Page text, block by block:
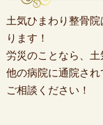
土気ひまわり整骨
ります！
労災のことなら、
他の病院に通院さ
ご相談ください！